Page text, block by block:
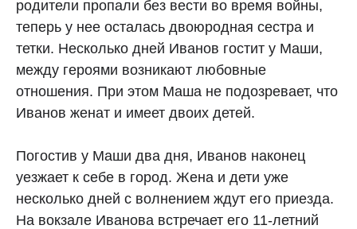
родители пропали без вести во время войны,
теперь у нее осталась двоюродная сестра и
тетки. Несколько дней Иванов гостит у Маши,
между героями возникают любовные
отношения. При этом Маша не подозревает, что
Иванов женат и имеет двоих детей.
Погостив у Маши два дня, Иванов наконец
уезжает к себе в город. Жена и дети уже
несколько дней с волнением ждут его приезда.
На вокзале Иванова встречает его 11-летний